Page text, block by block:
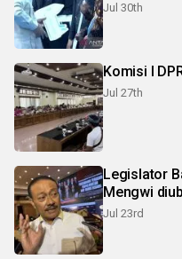
Jul 30th
Komisi I
Jul 27th
Legislator
Mengwi
Jul 23rd